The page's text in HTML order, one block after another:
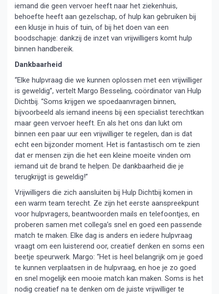
iemand die geen vervoer heeft naar het ziekenhuis,
behoefte heeft aan gezelschap, of hulp kan gebruiken bij
een klusje in huis of tuin, of bij het doen van een
boodschapje: dankzij de inzet van vrijwilligers komt hulp
binnen handbereik.
Dankbaarheid
“Elke hulpvraag die we kunnen oplossen met een vrijwilliger
is geweldig”, vertelt Margo Besseling, coördinator van Hulp
Dichtbij. “Soms krijgen we spoedaanvragen binnen,
bijvoorbeeld als iemand ineens bij een specialist terechtkan
maar geen vervoer heeft. En als het ons dan lukt om
binnen een paar uur een vrijwilliger te regelen, dan is dat
echt een bijzonder moment. Het is fantastisch om te zien
dat er mensen zijn die het een kleine moeite vinden om
iemand uit de brand te helpen. De dankbaarheid die je
terugkrijgt is geweldig!”
Vrijwilligers die zich aansluiten bij Hulp Dichtbij komen in
een warm team terecht. Ze zijn het eerste aanspreekpunt
voor hulpvragers, beantwoorden mails en telefoontjes, en
proberen samen met collega’s snel en goed een passende
match te maken. Elke dag is anders en iedere hulpvraag
vraagt om een luisterend oor, creatief denken en soms een
beetje speurwerk. Margo: “Het is heel belangrijk om je goed
te kunnen verplaatsen in de hulpvraag, en hoe je zo goed
en snel mogelijk een mooie match kan maken. Soms is het
nodig creatief na te denken om de juiste vrijwilliger te